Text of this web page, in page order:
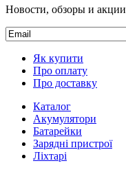
Новости, обзоры и акции
Як купити
Про оплату
Про доставку
Каталог
Акумулятори
Батарейки
Зарядні пристрої
Ліхтарі